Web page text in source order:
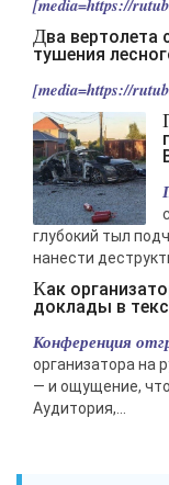
-- Люблю давать
[media=https://
Два вертолета столкнулись в Греции во время
тушения
[media=https://
глубокий тыл
нанести
Как организатору конференции превратить
доклады в
Конференция
организатора на
— и ощущение, что
Аудитория,...